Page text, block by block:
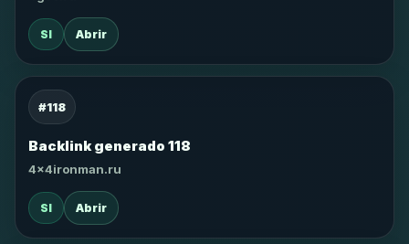
SI Abrir
#118
Backlink generado 118
4x4ironman.ru
SI Abrir